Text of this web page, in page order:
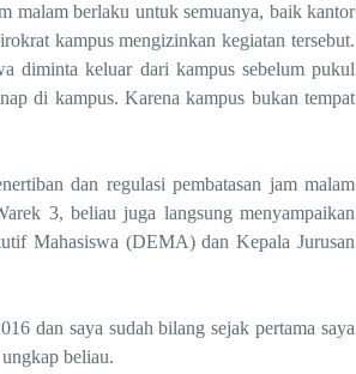
malam berlaku untuk semuanya, baik kantor
kampus mengizinkan kegiatan tersebut.
diminta keluar dari kampus sebelum pukul
di kampus. Karena kampus bukan tempat
dan regulasi pembatasan jam malam
3, beliau juga langsung menyampaikan
Mahasiswa (DEMA) dan Kepala Jurusan
dan saya sudah bilang sejak pertama saya
ungkap beliau.